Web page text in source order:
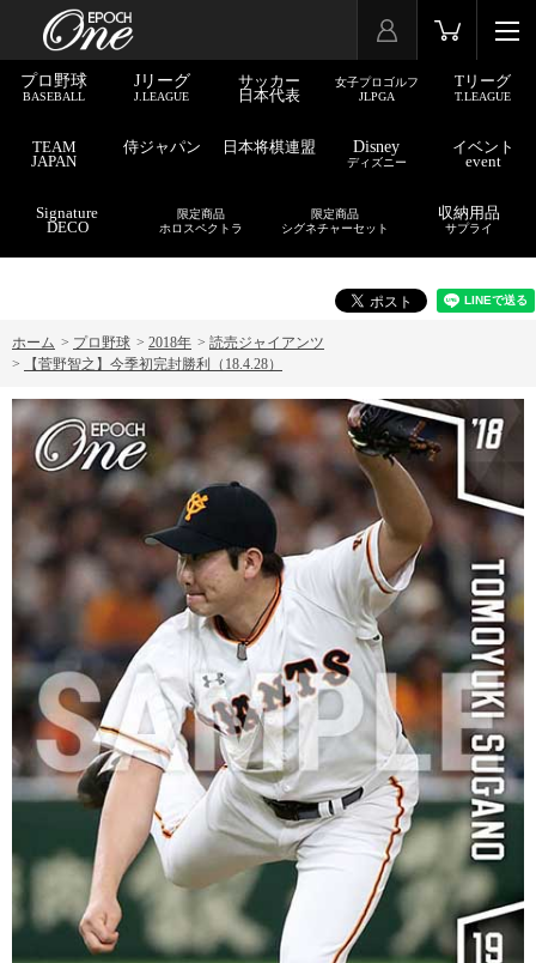
プロ野球
BASEBALL
Jリーグ
J.LEAGUE
サッカー
日本代表
女子プロゴルフ
JLPGA
Tリーグ
T.LEAGUE
TEAM
JAPAN
侍ジャパン 日本将棋連盟 Disney
ディズニー
イベント
event
Signature
DECO
限定商品
ホロスペクトラ
限定商品
シグネチャーセット
収納用品
サプライ
ホーム > プロ野球 > 2018年 > 読売ジャイアンツ
>
【菅野智之】今季初完封勝利（18.4.28）